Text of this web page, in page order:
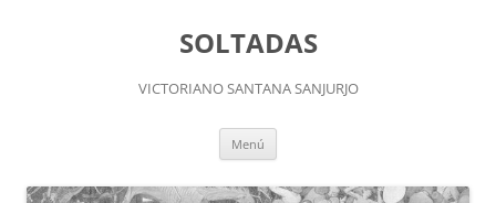
SOLTADAS
VICTORIANO SANTANA SANJURJO
Menú